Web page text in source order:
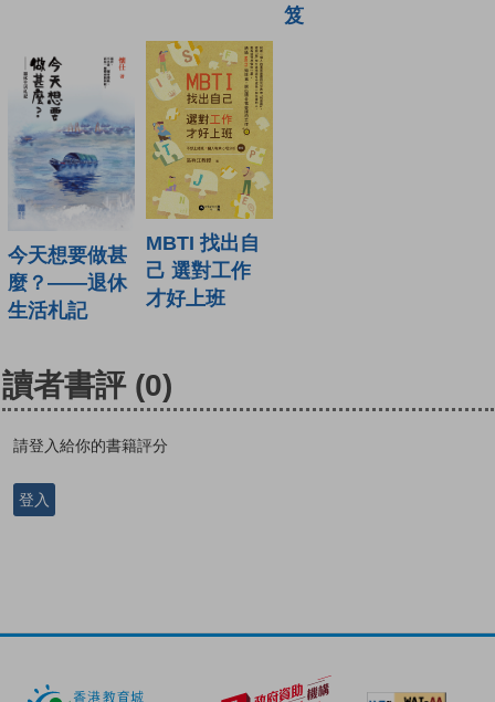
笈
今天想要做甚
麼？——退休
生活札記
MBTI 找出自
己 選對工作
才好上班
讀者書評 (0)
請登入給你的書籍評分
登入